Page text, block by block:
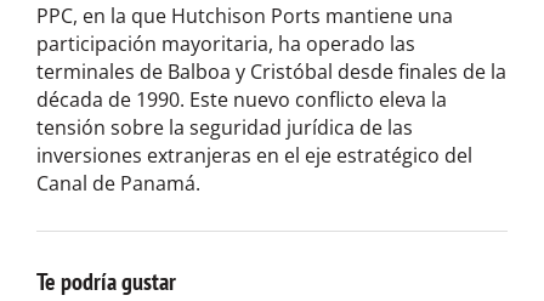
PPC, en la que Hutchison Ports mantiene una
participación mayoritaria, ha operado las
terminales de Balboa y Cristóbal desde finales de la
década de 1990. Este nuevo conflicto eleva la
tensión sobre la seguridad jurídica de las
inversiones extranjeras en el eje estratégico del
Canal de Panamá.
Te podría gustar